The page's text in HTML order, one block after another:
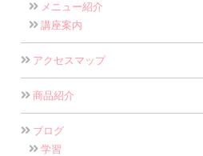
メニュー紹介
講座案内
アクセスマップ
商品紹介
ブログ
学習